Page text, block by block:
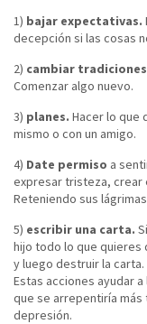
1) bajar expectativas.
decepción si las cosas
2) cambiar
Comenzar algo nuevo.
3) planes. Hacer lo que
mismo o con un amigo.
4) Date permiso a
expresar tristeza, crear
Reteniendo sus
5) escribir una carta.
hijo todo lo que quieres
y luego destruir la
Estas acciones ayudar
que se arrepentiría más
depresión.